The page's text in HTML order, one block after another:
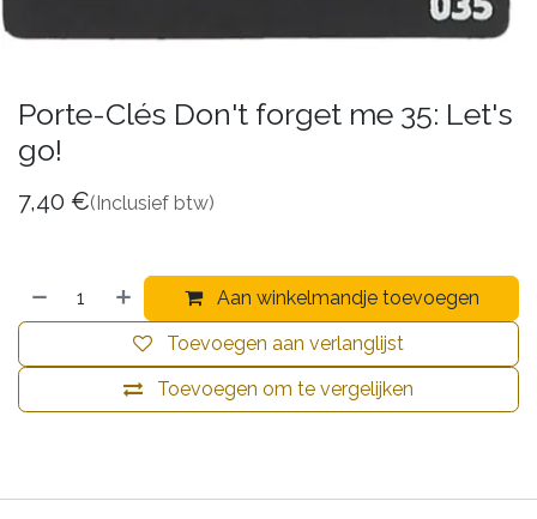
Porte-Clés Don't forget me 35: Let's
go!
7,40 €(Inclusief btw)
Aan winkelmandje toevoegen
Toevoegen om te vergelijken
Toevoegen aan verlanglijst